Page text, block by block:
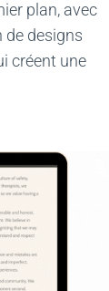
plan, avec
de designs
créent une